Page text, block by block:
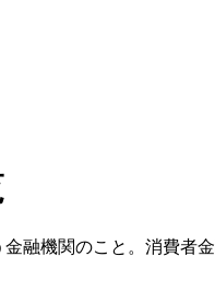
融機関のこと。消費者